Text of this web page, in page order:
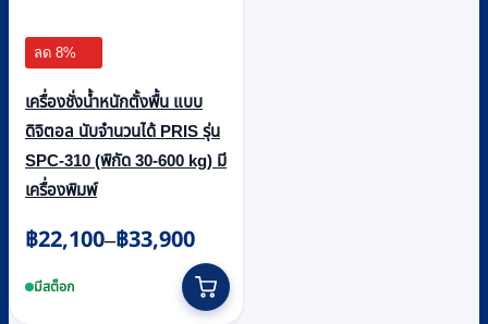
ลด 8%
เครื่องชั่งน้ำหนักตั้งพื้น แบบ
ดิจิตอล นับจำนวนได้ PRIS รุ่น
SPC-310 (พิกัด 30-600 kg) มี
เครื่องพิมพ์
฿22,100–฿33,900
Price
range:
฿22,100
มีสต็อก
product